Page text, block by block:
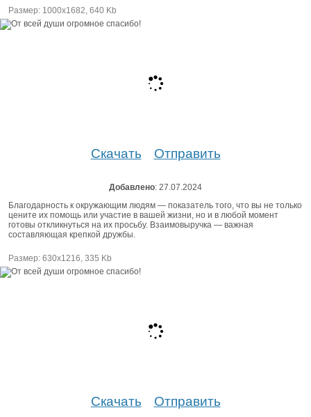
Размер: 1000х1682, 640 Kb
Скачать Отправить
Добавлено: 27.07.2024
Благодарность к окружающим людям — показатель того, что вы не только
цените их помощь или участие в вашей жизни, но и в любой момент
готовы откликнуться на их просьбу. Взаимовыручка — важная
составляющая крепкой дружбы.
Размер: 630х1216, 335 Kb
Скачать Отправить